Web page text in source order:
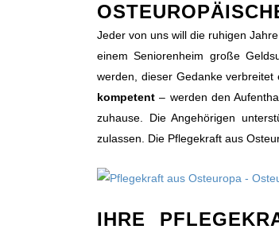
Jeder von uns will die ruhigen
einem Seniorenheim große
werden, dieser Gedanke
kompetent – werden den
zuhause. Die Angehörigen
zulassen. Die Pflegekraft aus
IHRE